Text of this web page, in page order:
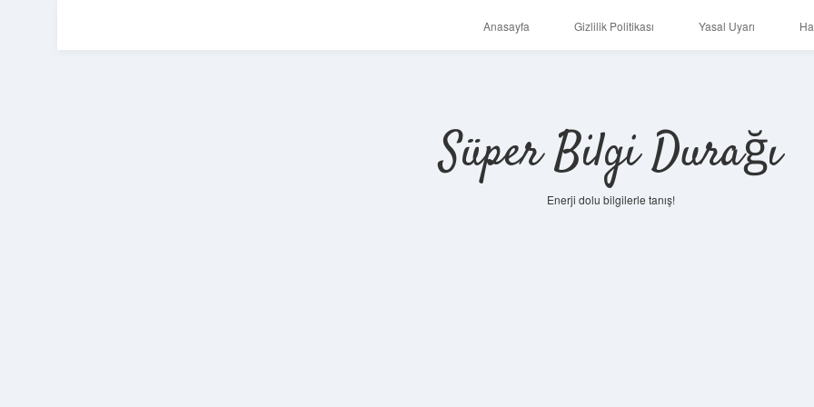
Anasayfa Gizlilik Politikası Yasal Uyarı
Süper Bilgi Durağı
Enerji dolu bilgilerle tanış!